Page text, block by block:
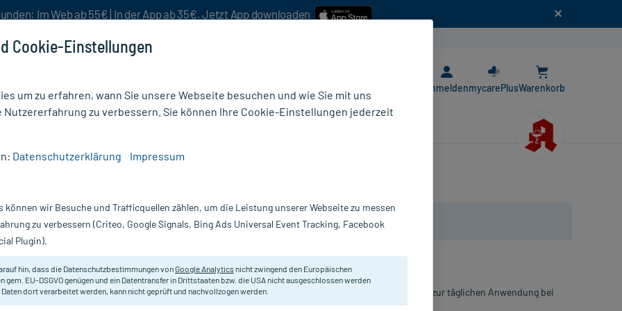
Im Web ab 55€ | In der App ab 35€. Jetzt App downloaden
AnmeldenmycarePlusWarenkorb
Nur für kurze Zeit:Gratis-Versand* ab 19€ Mindestbestellwert!
Haut 5%
Eubos
Leichte, schnell einziehende medizinische Spezial-Pflegecreme zur täglichen Anwendung bei
trockener, rauer und spannender Gesichtshaut.
Cookie-Einstellungen
um zu erfahren, wann Sie unsere Webseite besuchen und wie Sie mit uns
Nutzererfahrung zu verbessern. Sie können Ihre Cookie-Einstellungen jederzeit
Datenschutzerklärung Impressum
können wir Besuche und Trafficquellen zählen, um die Leistung unserer Webseite zu messen
zu verbessern (Criteo, Google Signals, Bing Ads Universal Event Tracking, Facebook
Plugin).
hin, dass die Datenschutzbestimmungen vonGoogle Analytics nicht zwingend den Europäischen
gem. EU-DSGVO genügen und ein Datentransfer in Drittstaaten bzw. die USA nicht ausgeschlossen werden
Daten dort verarbeitet werden, kann nicht geprüft und nachvollzogen werden.